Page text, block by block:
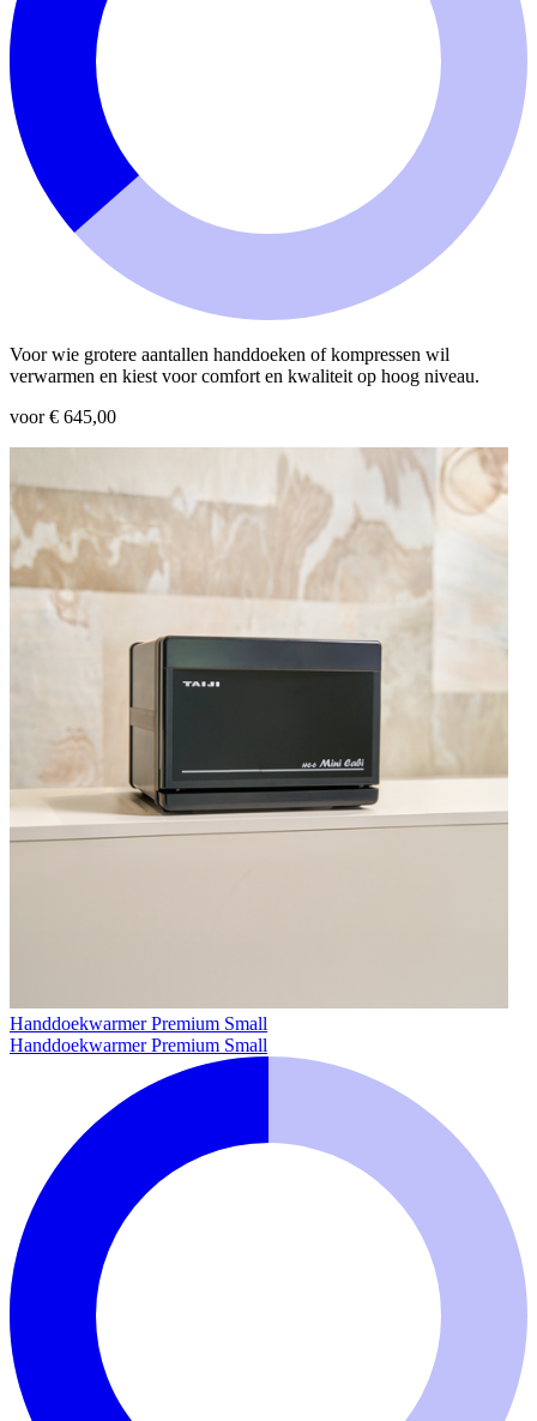
Voor wie grotere aantallen handdoeken of kompressen wil
verwarmen en kiest voor comfort en kwaliteit op hoog niveau.
voor € 645,00
Handdoekwarmer Premium Small
Handdoekwarmer Premium Small